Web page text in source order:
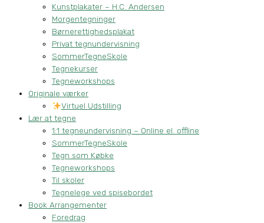
Kunstplakater – H.C. Andersen
Morgentegninger
Børnerettighedsplakat
Privat tegnundervisning
SommerTegneSkole
Tegnekurser
Tegneworkshops
Originale værker
Virtuel Udstilling
Lær at tegne
1:1 tegneundervisning – Online el. offline
SommerTegneSkole
Tegn som Købke
Tegneworkshops
Til skoler
Tegnelege ved spisebordet
Book Arrangementer
Foredrag